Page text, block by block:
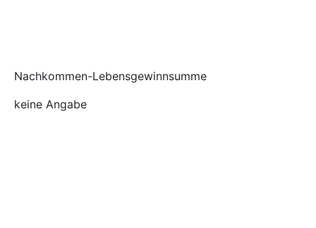
Nachkommen-Lebensgewinnsumme
keine Angabe